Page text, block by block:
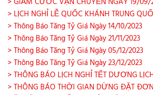
> LỊCH NGHỈ LỄ QUỐC KHÁNH TRUNG
> Thông Báo Tăng Tỷ Giá Ngày 14/10/2023
> Thông Báo Tăng Tỷ Giá Ngày 21/11/2023
> Thông Báo Tăng Tỷ Giá Ngày 05/12/2023
> Thông Báo Tăng Tỷ Giá Ngày 23/12/2023
> THÔNG BÁO LỊCH NGHỈ TẾT DƯƠNG
> THÔNG BÁO THỜI GIAN DỪNG ĐẶT